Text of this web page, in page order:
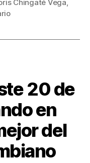
Chingaté Vega
20 de
en
del